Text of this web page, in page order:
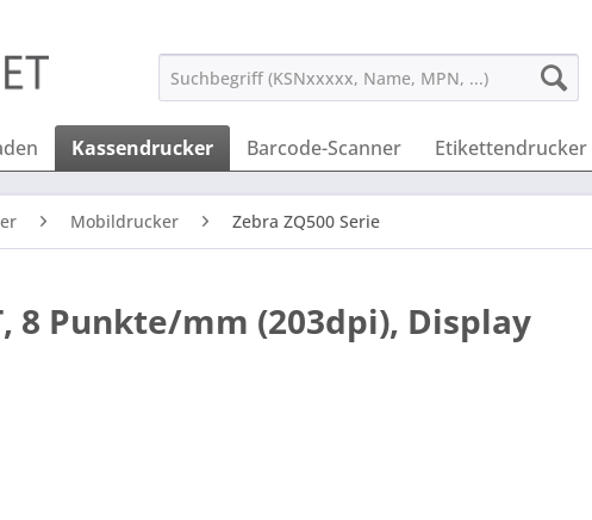
Kassendrucker Barcode-Scanner Etikettendrucker
Mobildrucker Zebra ZQ500 Serie
8 Punkte/mm (203dpi), Display